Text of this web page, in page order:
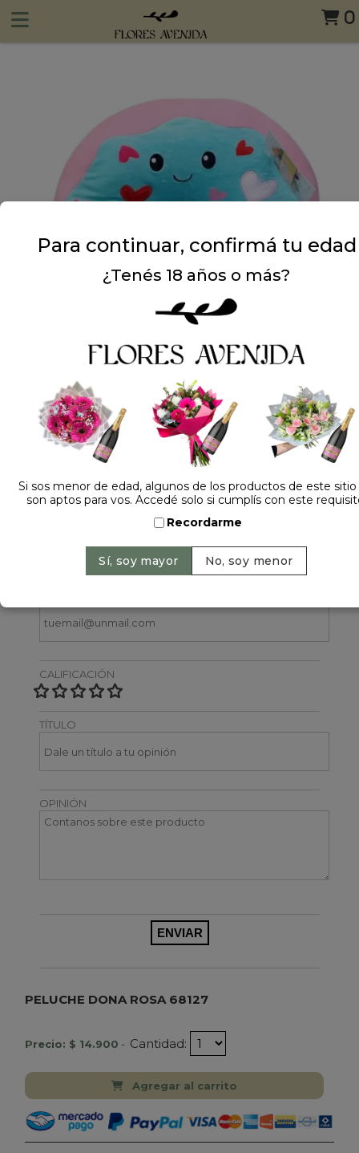
0
Dejá tu opinión
CALIFICACIÓN
TÍTULO
OPINIÓN
PELUCHE DONA ROSA 68127
Precio: $ 14.900 - Cantidad:
Agregar al carrito
Para continuar, confirmá tu edad
¿Tenés 18 años o más?
Si sos menor de edad, algunos de los productos de este
son aptos para vos. Accedé solo si cumplís con este
Recordarme